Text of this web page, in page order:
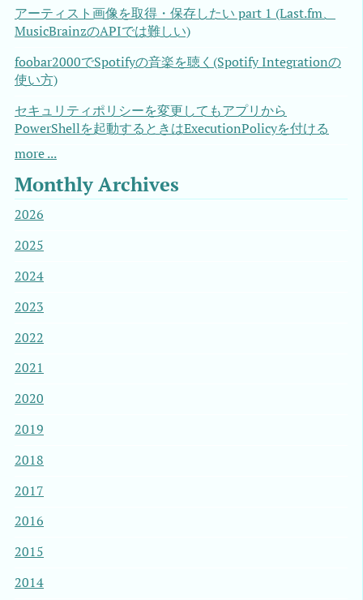
アーティスト画像を取得・保存したい part 1 (Last.fm、
MusicBrainzのAPIでは難しい)
foobar2000でSpotifyの音楽を聴く(Spotify Integrationの
使い方)
セキュリティポリシーを変更してもアプリから
PowerShellを起動するときはExecutionPolicyを付ける
more ...
Monthly Archives
2026
2025
2024
2023
2022
2021
2020
2019
2018
2017
2016
2015
2014